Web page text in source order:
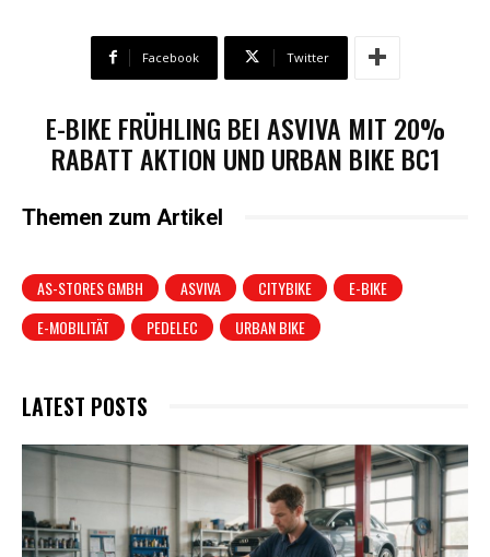
Facebook Twitter
E-BIKE FRÜHLING BEI ASVIVA MIT 20%
RABATT AKTION UND URBAN BIKE BC1
Themen zum Artikel
AS-STORES GMBH ASVIVA CITYBIKE
E-BIKE
E-MOBILITÄT
PEDELEC URBAN BIKE
LATEST POSTS